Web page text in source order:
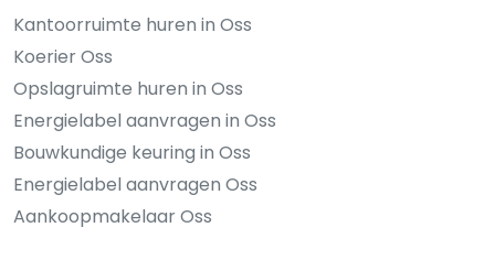
Kantoorruimte huren in Oss
Koerier Oss
Opslagruimte huren in Oss
Energielabel aanvragen in Oss
Bouwkundige keuring in Oss
Energielabel aanvragen Oss
Aankoopmakelaar Oss